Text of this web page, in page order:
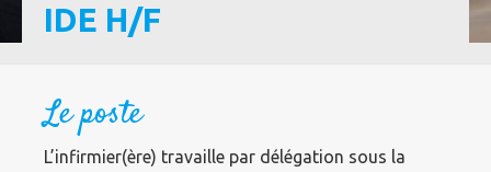
IDE H/F
Le poste
L’infirmier(ère) travaille par délégation sous la